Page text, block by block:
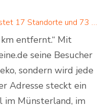
Padel in Rheine: neues Padelportal listet 17 Standorte und 73 Padel-Courts in Rheine und Umgebung
entfernt.“ Mit
seine Besucher
sondern wird jede
Adresse steckt ein
im Münsterland, im